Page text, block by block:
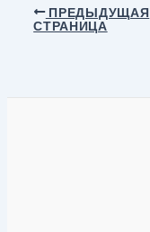
Навигация
ПРЕДЫДУЩАЯ
СТРАНИЦА